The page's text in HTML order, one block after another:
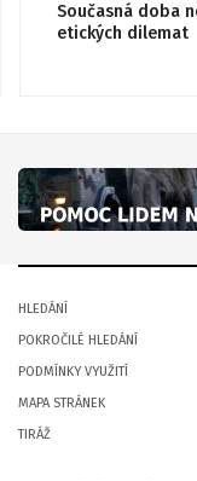
Současná doba
etických dilemat
HLEDÁNÍ
POKROČILÉ HLEDÁNÍ
PODMÍNKY VYUŽITÍ
MAPA STRÁNEK
TIRÁŽ